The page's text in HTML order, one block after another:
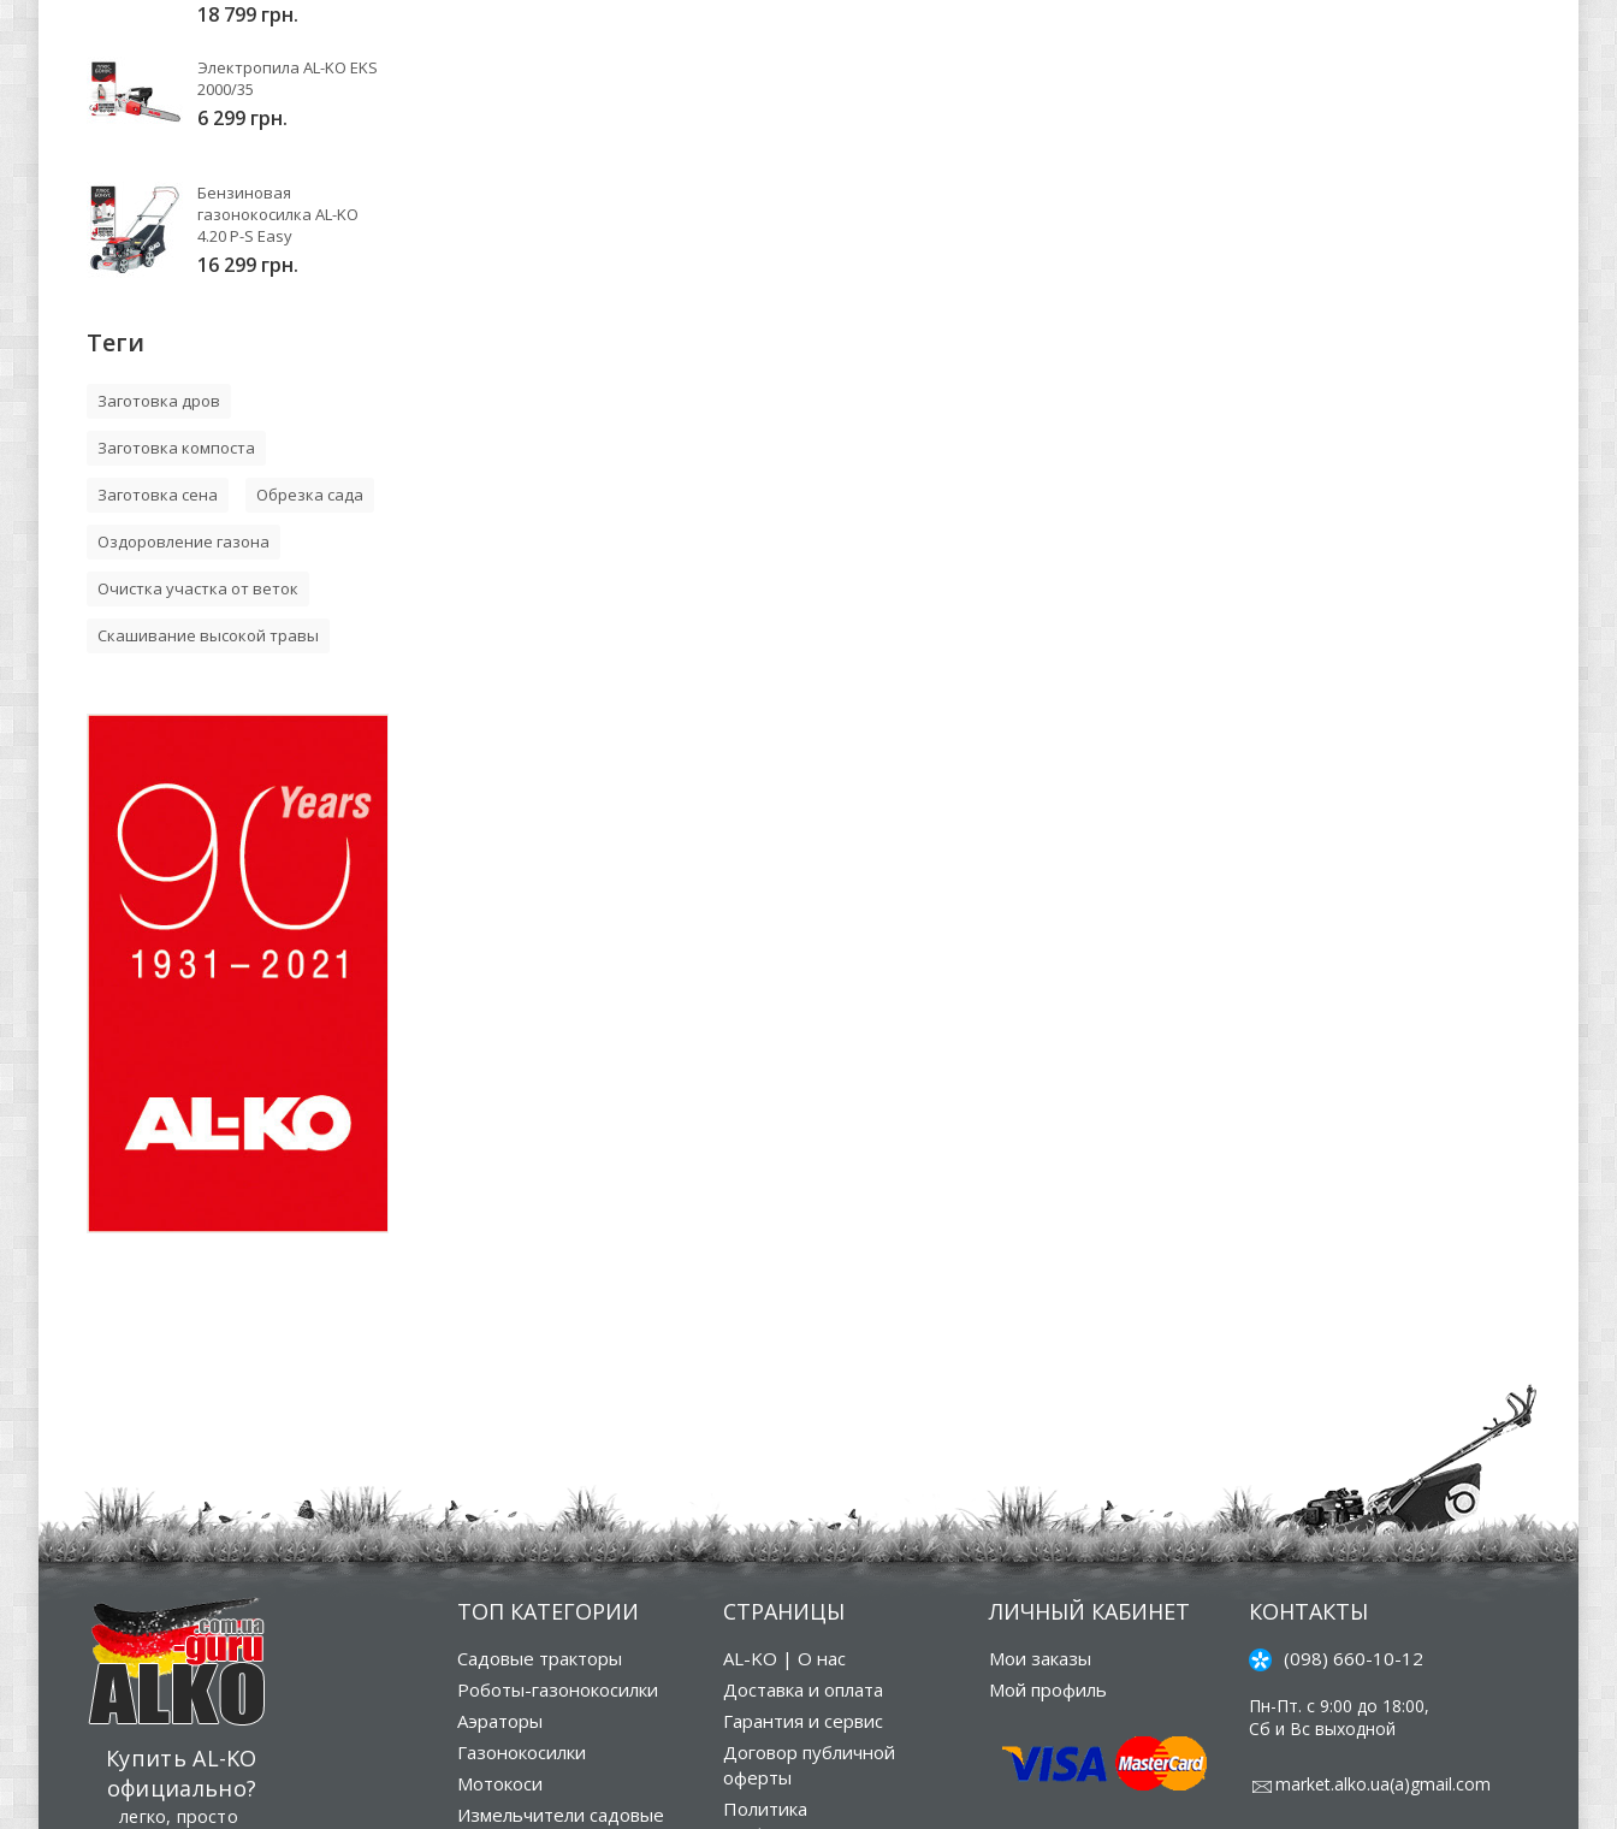
18 799 грн.
Электропила AL-KO EKS
2000/35
6 299 грн.
Бензиновая
газонокосилка AL-KO
4.20 P-S Easy
16 299 грн.
Теги
Заготовка дров
Заготовка компоста
Заготовка сена Обрезка сада
Оздоровление газона
Очистка участка от веток
Скашивание высокой травы
Купить AL-KO
официально?
легко, просто
ТОП КАТЕГОРИИ
Садовые тракторы
Роботы-газонокосилки
Аэраторы
Газонокосилки
Мотокоси
Измельчители садовые
СТРАНИЦЫ
AL-KO | О нас
Доставка и оплата
Гарантия и сервис
Договор публичной
оферты
Политика
ЛИЧНЫЙ КАБИНЕТ
Мои заказы
Мой профиль
КОНТАКТЫ
(098) 660-10-12
Пн-Пт. с 9:00 до 18:00,
Сб и Вс выходной
market.alko.ua(а)gmail.com